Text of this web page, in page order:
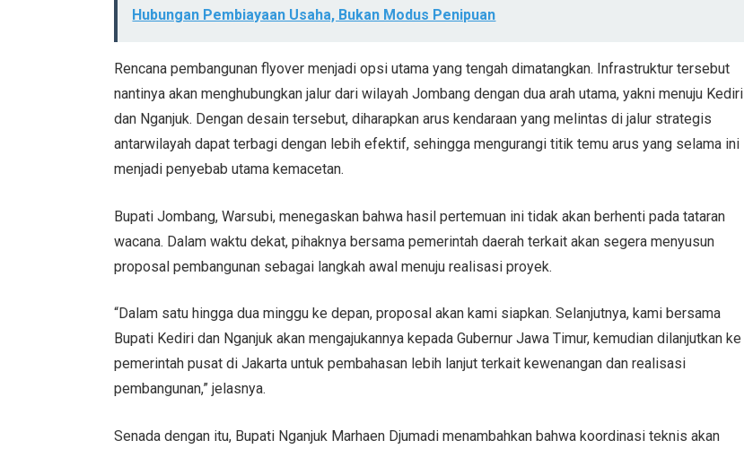
Hubungan Pembiayaan Usaha, Bukan Modus Penipuan
Rencana pembangunan flyover menjadi opsi utama yang tengah dimatangkan. Infrastruktur tersebut
nantinya akan menghubungkan jalur dari wilayah Jombang dengan dua arah utama, yakni menuju Kediri
dan Nganjuk. Dengan desain tersebut, diharapkan arus kendaraan yang melintas di jalur strategis
antarwilayah dapat terbagi dengan lebih efektif, sehingga mengurangi titik temu arus yang selama ini
menjadi penyebab utama kemacetan.
Bupati Jombang, Warsubi, menegaskan bahwa hasil pertemuan ini tidak akan berhenti pada tataran
wacana. Dalam waktu dekat, pihaknya bersama pemerintah daerah terkait akan segera menyusun
proposal pembangunan sebagai langkah awal menuju realisasi proyek.
“Dalam satu hingga dua minggu ke depan, proposal akan kami siapkan. Selanjutnya, kami bersama
Bupati Kediri dan Nganjuk akan mengajukannya kepada Gubernur Jawa Timur, kemudian dilanjutkan ke
pemerintah pusat di Jakarta untuk pembahasan lebih lanjut terkait kewenangan dan realisasi
pembangunan,” jelasnya.
Senada dengan itu, Bupati Nganjuk Marhaen Djumadi menambahkan bahwa koordinasi teknis akan